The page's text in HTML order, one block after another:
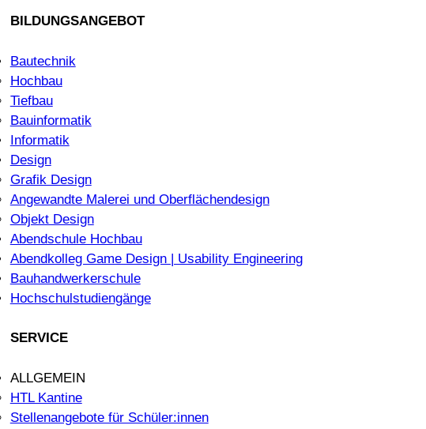
BILDUNGSANGEBOT
Bautechnik
Hochbau
Tiefbau
Bauinformatik
Informatik
Design
Grafik Design
Angewandte Malerei und Oberflächendesign
Objekt Design
Abendschule Hochbau
Abendkolleg Game Design | Usability Engineering
Bauhandwerkerschule
Hochschulstudiengänge
SERVICE
ALLGEMEIN
HTL Kantine
Stellenangebote für Schüler:innen